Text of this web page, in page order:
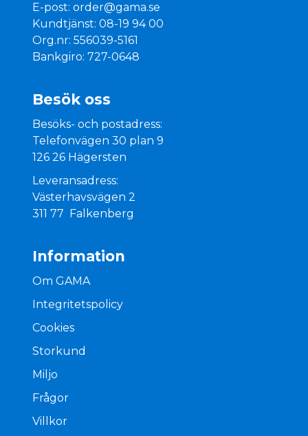
E-post:order@gama.se
Kundtjänst: 08-19 94 00
Org.nr: 556039-5161
Bankgiro: 727-0648
Besök oss
Besöks- och postadress:
Telefonvägen 30 plan 9
126 26 Hägersten
Leveransadress:
Västerhavsvägen 2
311 77 Falkenberg
Information
Om GAMA
Integritetspolicy
Cookies
Storkund
Miljo
Frågor
Villkor